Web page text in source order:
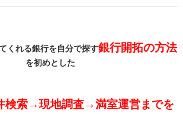
くれる銀行を自分で探す銀行開拓の方法
を初めとした
検索→現地調査→満室運営までを